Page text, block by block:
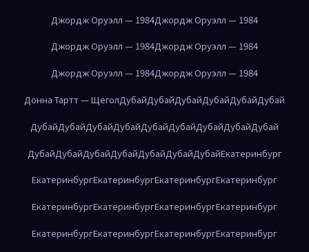
Джордж Оруэлл — 1984Джордж Оруэлл — 1984
Джордж Оруэлл — 1984Джордж Оруэлл — 1984
Джордж Оруэлл — 1984Джордж Оруэлл — 1984
Донна Тартт — ЩеголДубайДубайДубайДубайДубайДубай
ДубайДубайДубайДубайДубайДубайДубайДубайДубай
ДубайДубайДубайДубайДубайДубайДубайЕкатеринбург
ЕкатеринбургЕкатеринбургЕкатеринбургЕкатеринбург
ЕкатеринбургЕкатеринбургЕкатеринбургЕкатеринбург
ЕкатеринбургЕкатеринбургЕкатеринбургЕкатеринбург